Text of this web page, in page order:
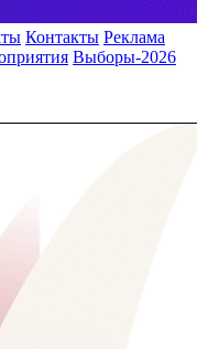
Контакты Реклама
Выборы-2026